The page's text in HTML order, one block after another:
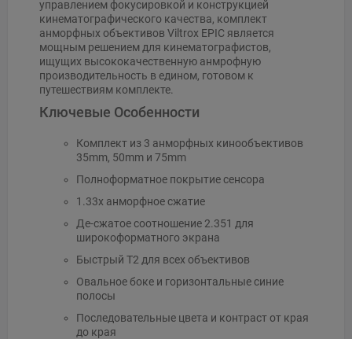
управлением фокусировкой и конструкцией
кинематографического качества, комплект
анморфных объективов Viltrox EPIC является
мощным решением для кинематографистов,
ищущих высококачественную анмрофную
производительность в едином, готовом к
путешествиям комплекте.
Ключевые Особенности
Комплект из 3 анморфных кинообъективов
35mm, 50mm и 75mm
Полноформатное покрытие сенсора
1.33x анморфное сжатие
Де-сжатое соотношение 2.351 для
широкоформатного экрана
Быстрый T2 для всех объективов
Овальное боке и горизонтальные синие
полосы
Последовательные цвета и контраст от края
до края